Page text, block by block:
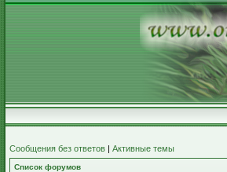
Сообщения без ответов | Активные темы
Список форумов